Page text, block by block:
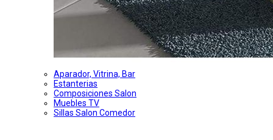
Aparador, Vitrina, Bar
Estanterias
Composiciones Salon
Muebles TV
Sillas Salon Comedor